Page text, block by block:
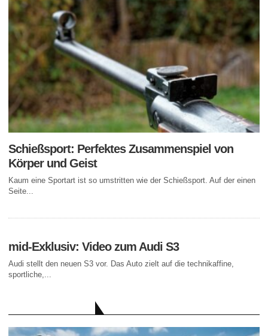
Schießsport: Perfektes Zusammenspiel von
Körper und Geist
Kaum eine Sportart ist so umstritten wie der Schießsport. Auf der einen
Seite...
mid-Exklusiv: Video zum Audi S3
Audi stellt den neuen S3 vor. Das Auto zielt auf die technikaffine,
sportliche,...